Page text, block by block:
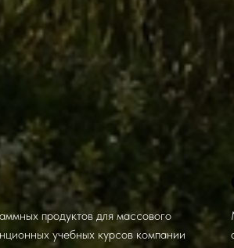
продуктов для массового
учебных курсов компании